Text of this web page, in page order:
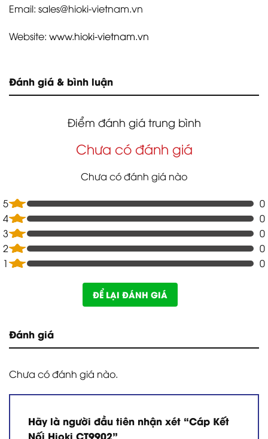
Email: sales@hioki-vietnam.vn
Website: www.hioki-vietnam.vn
Đánh giá & bình luận
Điểm đánh giá trung bình
Chưa có đánh giá
Chưa có đánh giá nào
5
0
4
0
3
0
2
0
1
0
ĐỂ LẠI ĐÁNH GIÁ
Đánh giá
Chưa có đánh giá nào.
Hãy là người đầu tiên nhận xét “Cáp Kết
Nối Hioki CT9902”